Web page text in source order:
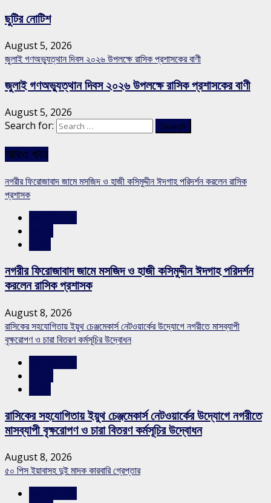
ছুটির নোটিশ
August 5, 2026
জুলাই গণঅভ্যুত্থান দিবস ২০২৬ উপলক্ষে রাসিক প্রশাসকের বাণী
জুলাই গণঅভ্যুত্থান দিবস ২০২৬ উপলক্ষে রাসিক প্রশাসকের বাণী
August 5, 2026
Search for:
আরও খবর
নগরীর ফিরোজাবাদ জামে মসজিদ ও হাজী কসিমুদ্দীন ঈদগাহ পরিদর্শন করলেন রাসিক
প্রশাসক
নগরীর ফিরোজাবাদ জামে মসজিদ ও হাজী কসিমুদ্দীন ঈদগাহ পরিদর্শন
করলেন রাসিক প্রশাসক
August 8, 2026
রাসিকের সহযোগিতায় ইয়ুথ চেঞ্জমেকার্স নেটওয়ার্কের উদ্যোগে নগরীতে মাসব্যাপী
বৃক্ষরোপণ ও চারা বিতরণ কর্মসূচির উদ্বোধন
রাসিকের সহযোগিতায় ইয়ুথ চেঞ্জমেকার্স নেটওয়ার্কের উদ্যোগে নগরীতে
মাসব্যাপী বৃক্ষরোপণ ও চারা বিতরণ কর্মসূচির উদ্বোধন
August 8, 2026
৫০ পিস ইয়াবাসহ দুই মাদক কারবারি গ্রেপ্তার